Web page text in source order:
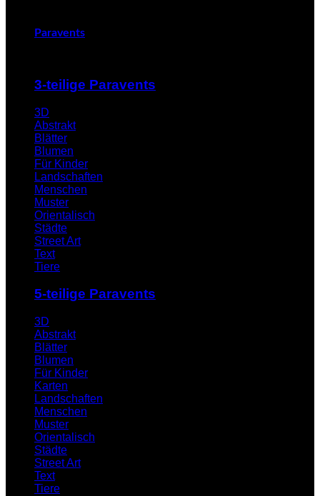
Paravents
3-teilige Paravents
3D
Abstrakt
Blätter
Blumen
Für Kinder
Landschaften
Menschen
Muster
Orientalisch
Städte
Street Art
Text
Tiere
5-teilige Paravents
3D
Abstrakt
Blätter
Blumen
Für Kinder
Karten
Landschaften
Menschen
Muster
Orientalisch
Städte
Street Art
Text
Tiere